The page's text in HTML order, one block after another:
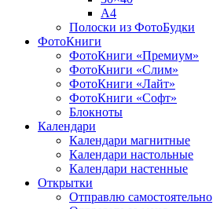
A4
Полоски из ФотоБудки
ФотоКниги
ФотоКниги «Премиум»
ФотоКниги «Слим»
ФотоКниги «Лайт»
ФотоКниги «Софт»
Блокноты
Календари
Календари магнитные
Календари настольные
Календари настенные
Открытки
Отправлю самостоятельно